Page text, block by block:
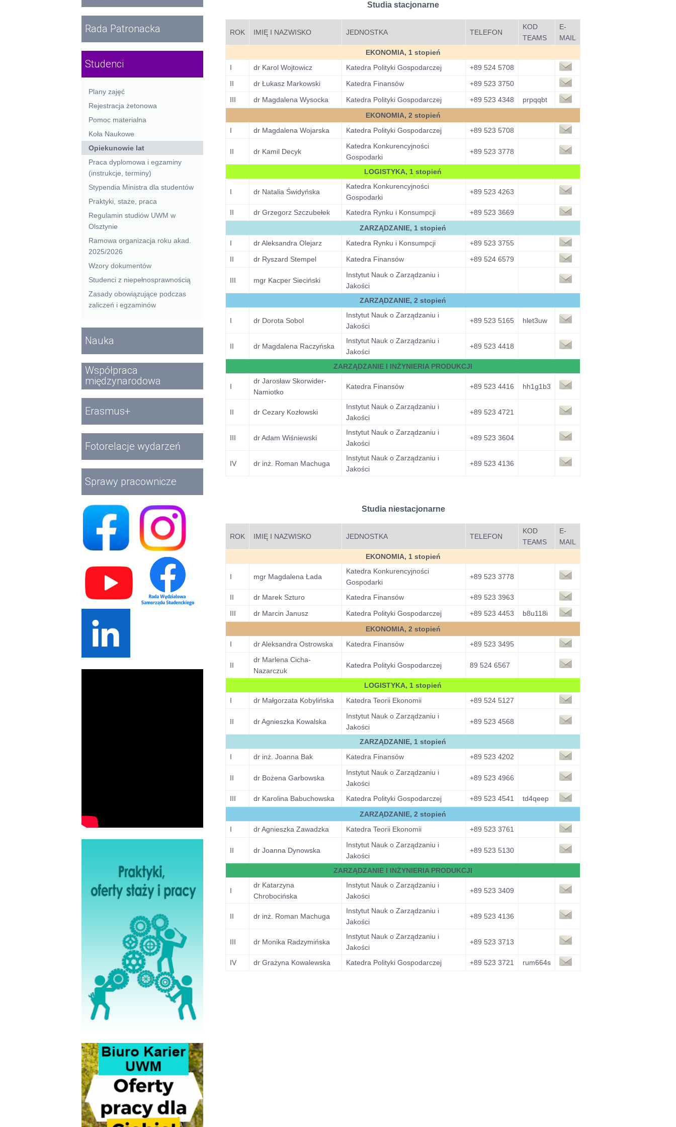
Rada Patronacka
Studenci
Plany zajęć
Rejestracja żetonowa
Pomoc materialna
Koła Naukowe
Opiekunowie lat
Praca dyplomowa i egzaminy
(instrukcje, terminy)
Stypendia Ministra dla studentów
Praktyki, staże, praca
Regulamin studiów UWM w
Olsztynie
Ramowa organizacja roku akad.
2025/2026
Wzory dokumentów
Studenci z niepełnosprawnością
Zasady obowiązujące podczas
zaliczeń i egzaminów
Nauka
Współpraca
międzynarodowa
Erasmus+
Fotorelacje wydarzeń
Sprawy pracownicze
Studia stacjonarne
ROK IMIĘ I NAZWISKO JEDNOSTKA TELEFON
KOD
TEAMS
E-
MAIL
EKONOMIA, 1 stopień
I
dr Karol Wojtowicz Katedra Polityki Gospodarczej
+89 524 5708
II
dr Łukasz Markowski Katedra Finansów
+89 523 3750
III
dr Magdalena Wysocka Katedra Polityki Gospodarczej +89 523 4348
prpqqbt
EKONOMIA, 2 stopień
I
dr Magdalena Wojarska Katedra Polityki Gospodarczej +89 523 5708
II dr Kamil Decyk
Katedra Konkurencyjności
Gospodarki
+89 523 3778
LOGISTYKA, 1 stopień
I dr Natalia Świdyńska
Katedra Konkurencyjności
Gospodarki
+89 523 4263
II dr Grzegorz Szczubełek Katedra Rynku i Konsumpcji
+89 523 3669
ZARZĄDZANIE, 1 stopień
I
dr Aleksandra Olejarz Katedra Rynku i Konsumpcji
+89 523 3755
II
dr Ryszard Stempel Katedra Finansów +89 524 6579
III mgr Kacper Sieciński
Instytut Nauk o Zarządzaniu i
Jakości
ZARZĄDZANIE, 2 stopień
I dr Dorota Sobol
Instytut Nauk o Zarządzaniu i
Jakości
+89 523 5165 hlet3uw
II dr Magdalena Raczyńska
Instytut Nauk o Zarządzaniu i
Jakości
+89 523 4418
ZARZĄDZANIE I INŻYNIERIA PRODUKCJI
I
dr Jarosław Skorwider-
Namiotko
Katedra Finansów +89 523 4416 hh1g1b3
II dr Cezary Kozłowski
Instytut Nauk o Zarządzaniu i
Jakości
+89 523 4721
III dr Adam Wiśniewski
Instytut Nauk o Zarządzaniu i
Jakości
+89 523 3604
IV dr inż. Roman Machuga
Instytut Nauk o Zarządzaniu i
Jakości
+89 523 4136
Studia niestacjonarne
ROK IMIĘ I NAZWISKO JEDNOSTKA TELEFON
KOD
TEAMS
E-
MAIL
EKONOMIA, 1 stopień
I mgr Magdalena Łada
Katedra Konkurencyjności
Gospodarki
+89 523 3778
II dr Marek Szturo Katedra Finansów
+89 523 3963
III
dr Marcin Janusz Katedra Polityki Gospodarczej +89 523 4453
b8u118i
EKONOMIA, 2 stopień
I
dr Aleksandra Ostrowska Katedra Finansów +89 523 3495
II
dr Marlena Cicha-
Nazarczuk
Katedra Polityki Gospodarczej 89 524 6567
LOGISTYKA, 1 stopień
I
dr Małgorzata Kobylińska Katedra Teorii Ekonomii +89 524 5127
II dr Agnieszka Kowalska
Instytut Nauk o Zarządzaniu i
Jakości
+89 523 4568
ZARZĄDZANIE, 1 stopień
I
dr inż. Joanna Bak Katedra Finansów +89 523 4202
II dr Bożena Garbowska
Instytut Nauk o Zarządzaniu i
Jakości
+89 523 4966
III dr Karolina Babuchowska Katedra Polityki Gospodarczej +89 523 4541
td4qeep
ZARZĄDZANIE, 2 stopień
I
dr Agnieszka Zawadzka Katedra Teorii Ekonomii +89 523 3761
II dr Joanna Dynowska
Instytut Nauk o Zarządzaniu i
Jakości
+89 523 5130
ZARZĄDZANIE I INŻYNIERIA PRODUKCJI
I
dr Katarzyna
Chrobocińska
Instytut Nauk o Zarządzaniu i
Jakości
+89 523 3409
II dr inż. Roman Machuga
Instytut Nauk o Zarządzaniu i
Jakości
+89 523 4136
III dr Monika Radzymińska
Instytut Nauk o Zarządzaniu i
Jakości
+89 523 3713
IV dr Grażyna Kowalewska Katedra Polityki Gospodarczej +89 523 3721 rum664s